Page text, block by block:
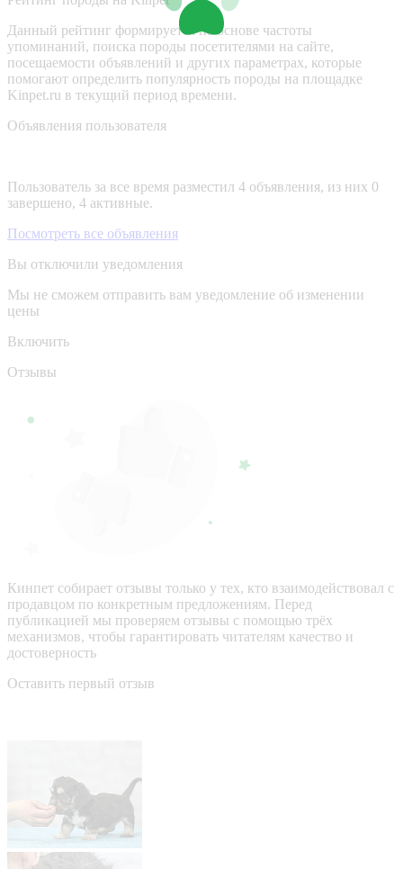
Данный рейтинг формируется на основе частоты
упоминаний, поиска породы посетителями на сайте,
посещаемости объявлений и других параметрах, которые
помогают определить популярность породы на площадке
Kinpet.ru в текущий период времени.
Объявления пользователя
Пользователь за все время разместил 4 объявления, из них 0
завершено, 4 активные.
Посмотреть все объявления
Вы отключили уведомления
Мы не сможем отправить вам уведомление об изменении
цены
Включить
Отзывы
Кинпет собирает отзывы только у тех, кто взаимодействовал с
продавцом по конкретным предложениям. Перед
публикацией мы проверяем отзывы с помощью трёх
механизмов, чтобы гарантировать читателям качество и
достоверность
Оставить первый отзыв